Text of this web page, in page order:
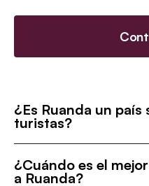
¿Es Ruanda un país
turistas?
¿Cuándo es el
a Ruanda?